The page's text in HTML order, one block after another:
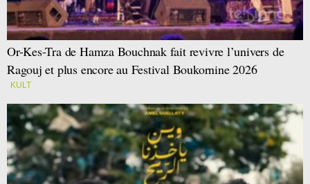
Or-Kes-Tra de Hamza Bouchnak fait revivre l’univers de
Ragouj et plus encore au Festival Boukornine 2026
KULT